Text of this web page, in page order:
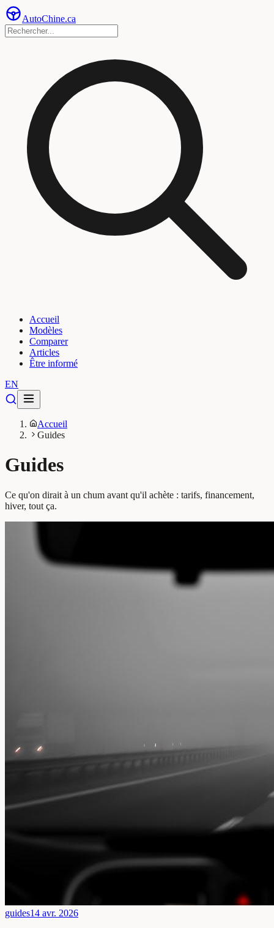
AutoChine.ca
Accueil
Modèles
Comparer
Articles
Être informé
EN
Accueil
Guides
Guides
Ce qu'on dirait à un chum avant qu'il achète : tarifs, financement,
hiver, tout ça.
guides14 avr. 2026